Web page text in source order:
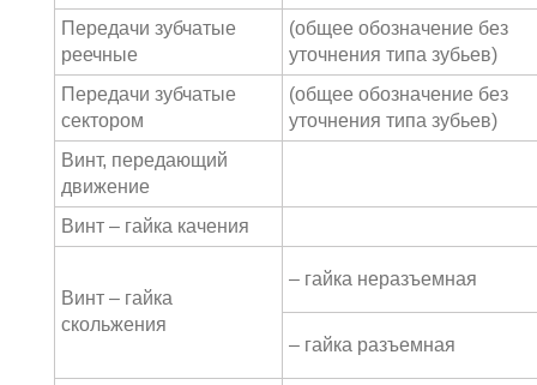
Передачи зубчатые
реечные
(общее обозначение без
уточнения типа зубьев)
Передачи зубчатые
сектором
(общее обозначение без
уточнения типа зубьев)
Винт, передающий
движение
Винт – гайка качения
Винт – гайка
скольжения
– гайка неразъемная
– гайка разъемная